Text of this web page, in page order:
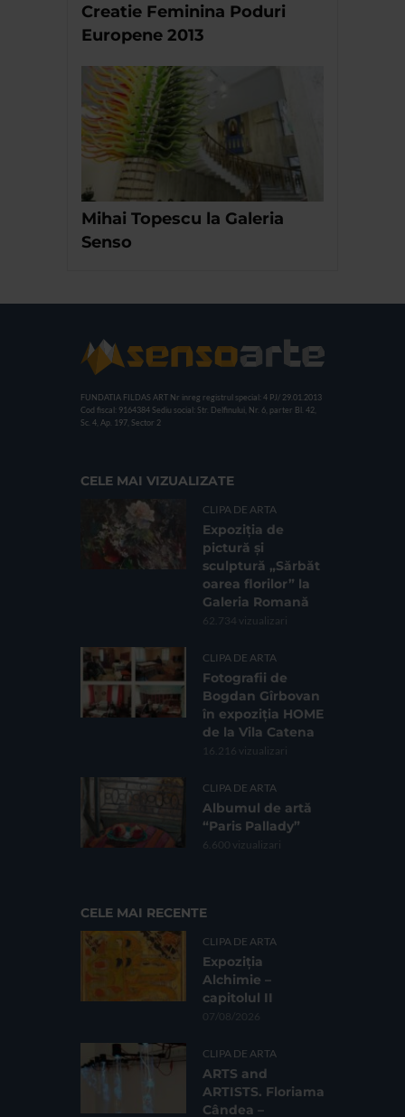
Creatie Feminina Poduri
Europene 2013
Mihai Topescu la Galeria
Senso
FUNDATIA FILDAS ART Nr inreg registrul special: 4 PJ/ 29.01.2013
Cod fiscal: 9164384 Sediu social: Str. Delfinului, Nr. 6, parter Bl. 42,
Sc. 4, Ap. 197, Sector 2
CELE MAI VIZUALIZATE
CLIPA DE ARTA
Expoziția de
pictură și
sculptură „Sărbăt
oarea florilor” la
Galeria Romană
62.734 vizualizari
CLIPA DE ARTA
Fotografii de
Bogdan Gîrbovan
în expoziția HOME
de la Vila Catena
16.216 vizualizari
CLIPA DE ARTA
Albumul de artă
“Paris Pallady”
6.600 vizualizari
CELE MAI RECENTE
CLIPA DE ARTA
Expoziția
Alchimie –
capitolul II
07/08/2026
CLIPA DE ARTA
ARTS and
ARTISTS. Floriama
Cândea –